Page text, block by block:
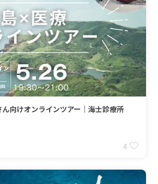
向けオンラインツアー｜海士診療所
4